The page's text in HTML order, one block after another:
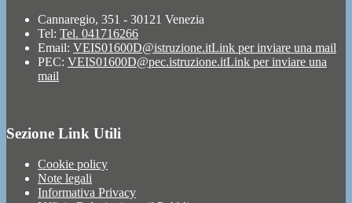
Cannaregio, 351 - 30121 Venezia
Tel: Tel. 041716266
Email: VEIS01600D@istruzione.itLink per inviare una mail
PEC: VEIS01600D@pec.istruzione.itLink per inviare una
mail
Sezione Link Utili
Cookie policy
Note legali
Informativa Privacy